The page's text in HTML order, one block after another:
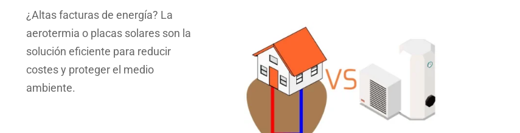
¿Altas facturas de energía? La
aerotermia o placas solares son la
solución eficiente para reducir
costes y proteger el medio
ambiente.